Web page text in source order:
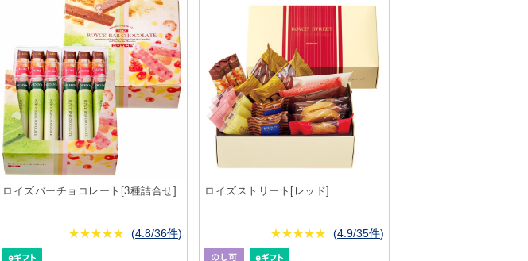
ロイズバーチョコレート[3種詰合せ]
★★★★★
★★★★★ (4.8/36件)
ロイズストリート[レッド]
★★★★★
★★★★★ (4.9/35件)